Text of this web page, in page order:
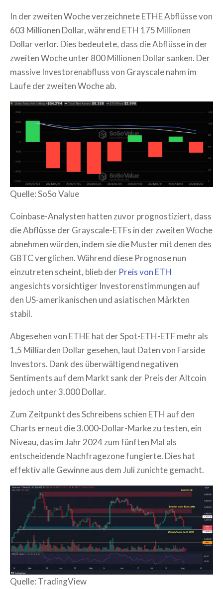
In der zweiten Woche verzeichnete ETHE Abflüsse von
603 Millionen Dollar, während ETH 175 Millionen
Dollar verlor. Dies bedeutete, dass die Abflüsse in der
zweiten Woche unter 800 Millionen Dollar sanken. Der
massive Investorenabfluss von Grayscale nahm im
Laufe der zweiten Woche ab.
Quelle: SoSo Value
Coinbase-Analysten hatten zuvor prognostiziert, dass
die Abflüsse der Grayscale-ETFs in der zweiten Woche
abnehmen würden, indem sie die Muster mit denen des
GBTC verglichen. Während diese Prognose nun
einzutreten scheint, blieb der Preis von ETH
angesichts vorsichtiger Investorenstimmungen auf
den US-amerikanischen und asiatischen Märkten
stabil.
Abgesehen von ETHE hat der Spot-ETH-ETF mehr als
1,5 Milliarden Dollar gesehen, laut Daten von Farside
Investors. Dank des überwältigend negativen
Sentiments auf dem Markt sank der Preis der Altcoin
jedoch unter 3.000 Dollar.
Zum Zeitpunkt des Schreibens schien ETH auf den
Charts erneut die 3.000-Dollar-Marke zu testen, ein
Niveau, das im Jahr 2024 zum fünften Mal als
entscheidende Nachfragezone fungierte. Dies hat
effektiv alle Gewinne aus dem Juli zunichte gemacht.
Quelle: TradingView